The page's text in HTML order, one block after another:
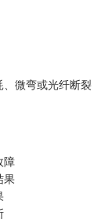
微弯或光纤断裂
障
果